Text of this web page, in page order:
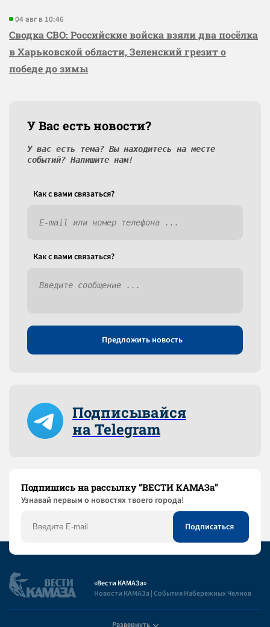
04 авг в 10:46
Сводка СВО: Российские войска взяли два посёлка
в Харьковской области, Зеленский грезит о
победе до зимы
У Вас есть новости?
У вас есть тема? Вы находитесь на месте
событий? Напишите нам!
Как c вами связаться?
Как c вами связаться?
Предложить новость
Подписывайся
на Telegram
Подпишись на рассылку “ВЕСТИ КАМАЗа”
Узнaвай первым о новостях твоего города!
«Вести КАМАЗа»
Новости КАМАЗа | События Набережных Челнов
Развернуть